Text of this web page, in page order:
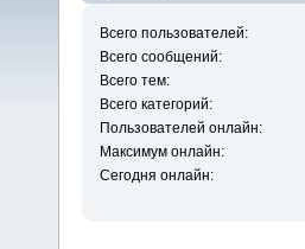
Всего пользователей:
Всего сообщений:
Всего тем:
Всего категорий:
Пользователей онлайн:
Максимум онлайн:
Сегодня онлайн: